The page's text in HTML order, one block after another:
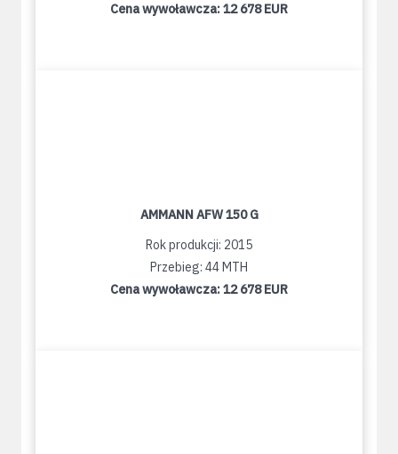
Cena wywoławcza:12 678 EUR
AMMANN AFW 150 G
Rok produkcji: 2015
Przebieg: 44 MTH
Cena wywoławcza:12 678 EUR